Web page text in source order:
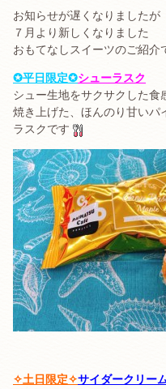
お知らせが遅くなりましたが
７月より新しくなりました
おもてなしスイーツのご紹介
✪平日限定✪シューラスク
シュー生地をサクサクした食
焼き上げた、ほんのり甘いパ
ラスクです
✧土日限定✧サイダークリー